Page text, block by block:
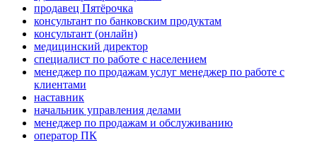
продавец Пятёрочка
консультант по банковским продуктам
консультант (онлайн)
медицинский директор
специалист по работе с населением
менеджер по продажам услуг менеджер по работе с
клиентами
наставник
начальник управления делами
менеджер по продажам и обслуживанию
оператор ПК